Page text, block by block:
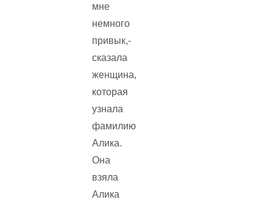
мне
немного
привык,-
сказала
женщина,
которая
узнала
фамилию
Алика.
Она
взяла
Алика